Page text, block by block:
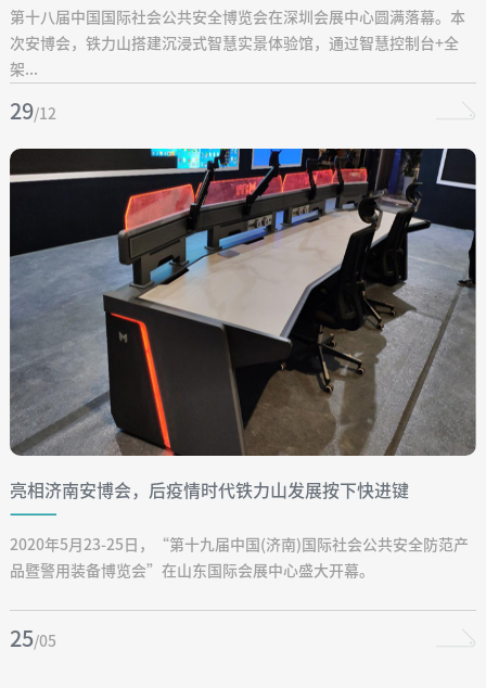
牌”
第十八届中国国际社会公共安全博览会在深圳会展中心圆满落幕。本
次安博会，铁力山搭建沉浸式智慧实景体验馆，通过智慧控制台+全
架...
29/12
亮相济南安博会，后疫情时代铁力山发展按下快进键
2020年5月23-25日，“第十九届中国(济南)国际社会公共安全防范产
品暨警用装备博览会”在山东国际会展中心盛大开幕。
25/05